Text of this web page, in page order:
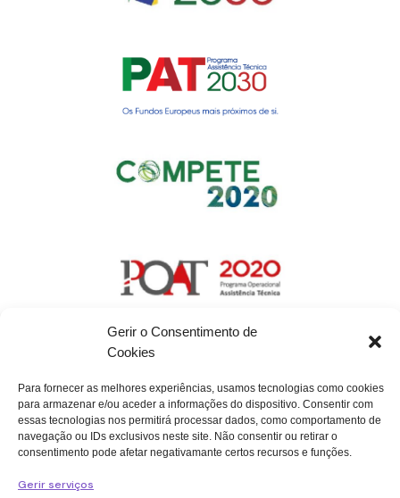
Gerir o Consentimento de
Cookies
Para fornecer as melhores experiências, usamos tecnologias como cookies
para armazenar e/ou aceder a informações do dispositivo. Consentir com
essas tecnologias nos permitirá processar dados, como comportamento de
navegação ou IDs exclusivos neste site. Não consentir ou retirar o
consentimento pode afetar negativamante certos recursos e funções.
Gerir serviços